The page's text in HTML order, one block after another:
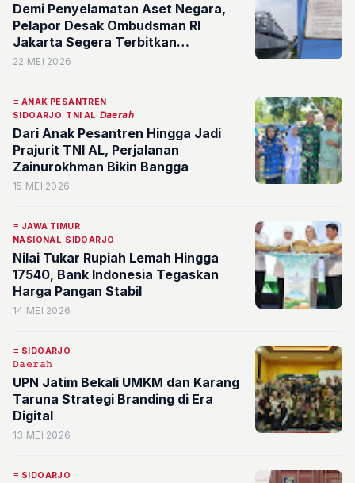
Demi Penyelamatan Aset Negara,
Pelapor Desak Ombudsman RI
Jakarta Segera Terbitkan
Rekomendasi Final Kasus Sempadan
22 MEI 2026
ANAK PESANTREN
SIDOARJO TNI AL 𝘋𝘢𝘦𝘳𝘢𝘩
Dari Anak Pesantren Hingga Jadi
Prajurit TNI AL, Perjalanan
Zainurokhman Bikin Bangga
15 MEI 2026
JAWA TIMUR
NASIONAL SIDOARJO
Nilai Tukar Rupiah Lemah Hingga
17540, Bank Indonesia Tegaskan
Harga Pangan Stabil
14 MEI 2026
SIDOARJO
𝙳𝚊𝚎𝚛𝚊𝚑
UPN Jatim Bekali UMKM dan Karang
Taruna Strategi Branding di Era
Digital
13 MEI 2026
SIDOARJO